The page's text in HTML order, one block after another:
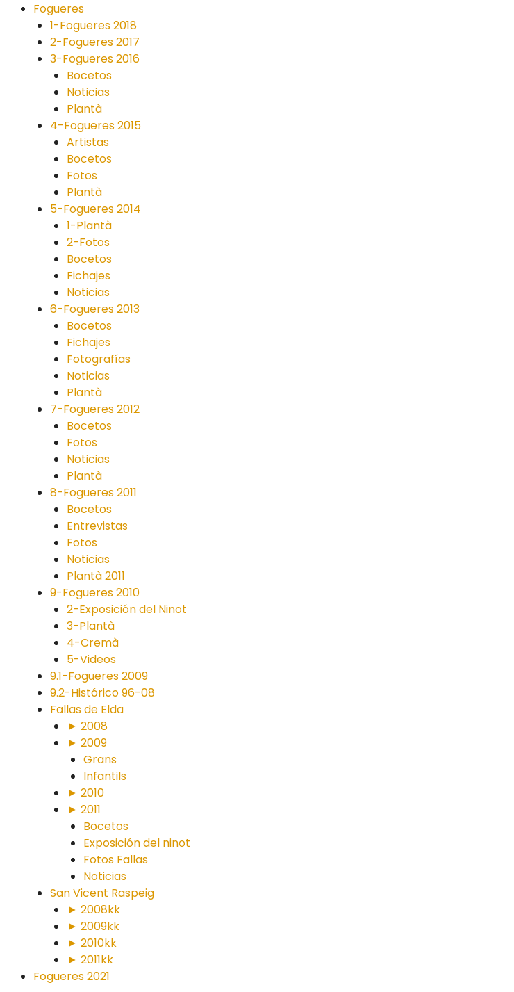
Fogueres
1-Fogueres 2018
2-Fogueres 2017
3-Fogueres 2016
Bocetos
Noticias
Plantà
4-Fogueres 2015
Artistas
Bocetos
Fotos
Plantà
5-Fogueres 2014
1-Plantà
2-Fotos
Bocetos
Fichajes
Noticias
6-Fogueres 2013
Bocetos
Fichajes
Fotografías
Noticias
Plantà
7-Fogueres 2012
Bocetos
Fotos
Noticias
Plantà
8-Fogueres 2011
Bocetos
Entrevistas
Fotos
Noticias
Plantà 2011
9-Fogueres 2010
2-Exposición del Ninot
3-Plantà
4-Cremà
5-Videos
9.1-Fogueres 2009
9.2-Histórico 96-08
Fallas de Elda
► 2008
► 2009
Grans
Infantils
► 2010
► 2011
Bocetos
Exposición del ninot
Fotos Fallas
Noticias
San Vicent Raspeig
► 2008kk
► 2009kk
► 2010kk
► 2011kk
Fogueres 2021